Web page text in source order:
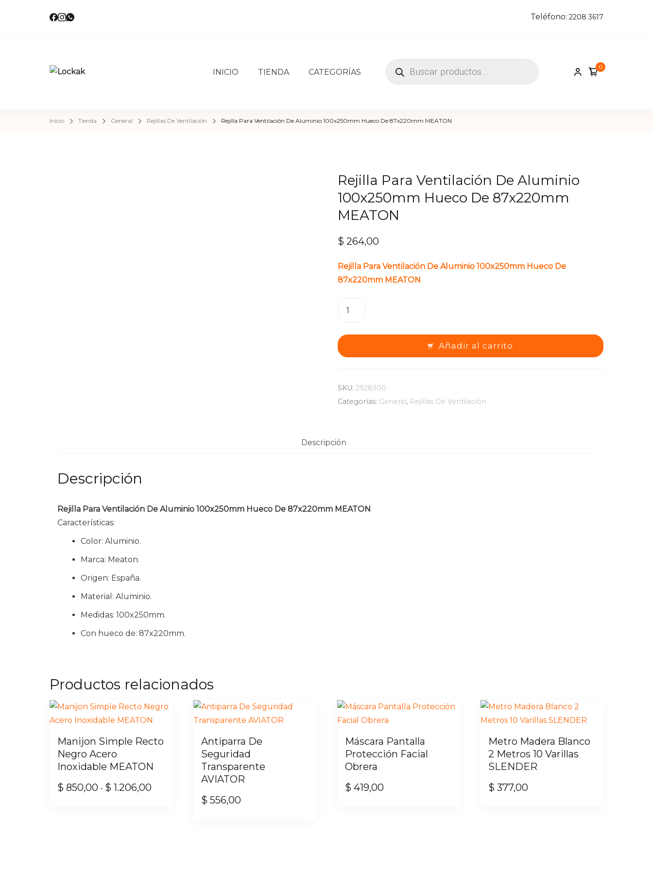
Teléfono: 2208 3617
Tienda de herrajes e insumos para herreros, carpinteros, pintores, cerrajeros y construcción
INICIO TIENDA CATEGORÍAS
0
Inicio Tienda General Rejillas De Ventilación Rejilla Para Ventilación De Aluminio 100x250mm Hueco De 87x220mm MEATON
Rejilla Para Ventilación De Aluminio
100x250mm Hueco De 87x220mm
MEATON
$ 264,00
Rejilla Para Ventilación De Aluminio 100x250mm Hueco De
87x220mm MEATON
Para
De
Aluminio
De
MEATON
Añadir al carrito
SKU: 2928300
Categorías: General, Rejillas De Ventilación
Descripción
Descripción
Rejilla Para Ventilación De Aluminio 100x250mm Hueco De 87x220mm MEATON
Características:
Color: Aluminio.
Marca: Meaton.
Origen: España.
Material: Aluminio.
Medidas: 100x250mm.
Con hueco de: 87x220mm.
Productos relacionados
Manijon Simple Recto
Negro Acero
Inoxidable MEATON
$ 850,00 - $ 1.206,00Rango
Antiparra De
Seguridad
Transparente
AVIATOR
$ 556,00
Máscara Pantalla
Protección Facial
Obrera
$ 419,00
Metro Madera Blanco
2 Metros 10 Varillas
SLENDER
$ 377,00